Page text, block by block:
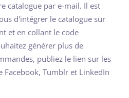
catalogue par e-mail. Il est
d'intégrer le catalogue sur
et en collant le code
générer plus de
publiez le lien sur les
Facebook, Tumblr et LinkedIn